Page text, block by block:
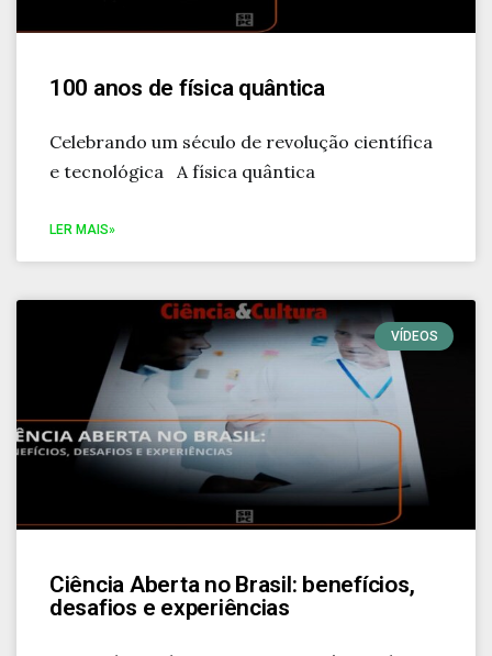
100 anos de física quântica
Celebrando um século de revolução científica
e tecnológica A física quântica
LER MAIS»
VÍDEOS
Ciência Aberta no Brasil: benefícios,
desafios e experiências